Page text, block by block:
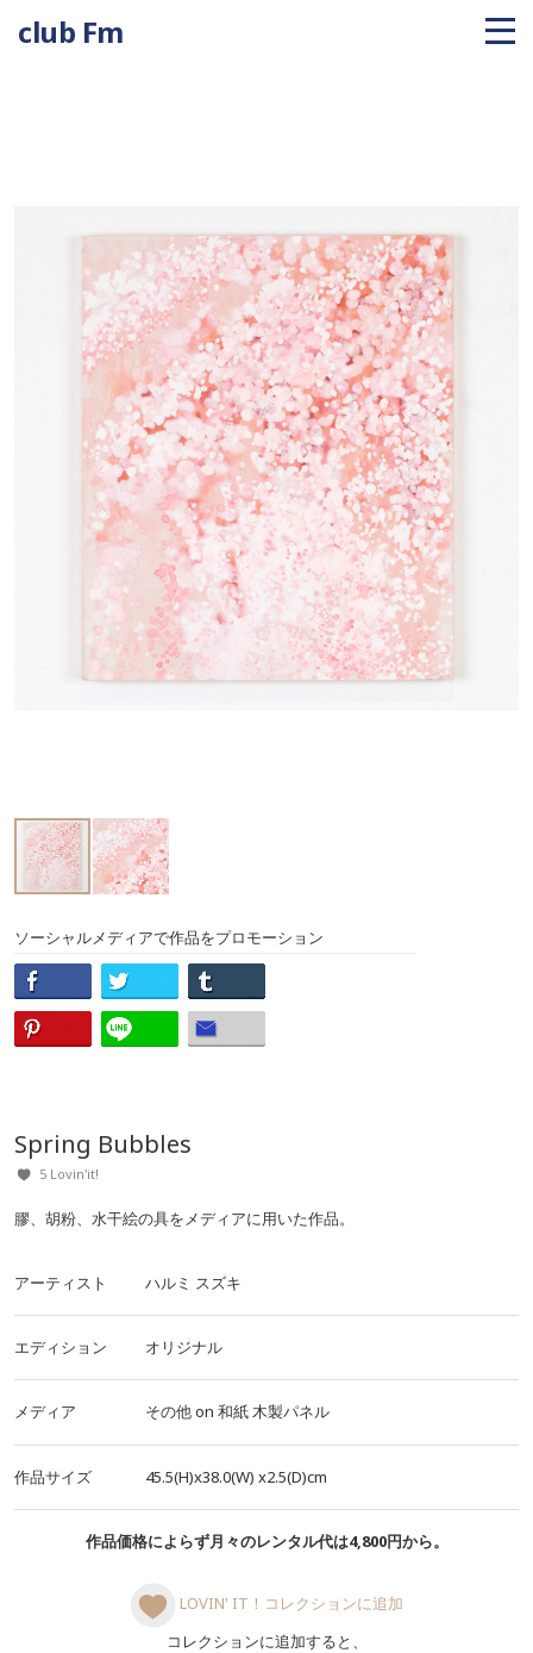
club Fm
ソーシャルメディアで作品をプロモーション
Spring Bubbles
5 Lovin'it!
膠、胡粉、水干絵の具をメディアに用いた作品。
アーティスト ハルミ スズキ
エディション オリジナル
メディア その他on 和紙木製パネル
作品サイズ 45.5(H)x38.0(W) x2.5(D)cm
作品価格によらず月々のレンタル代は4,800円から。
LOVIN' IT！コレクションに追加
コレクションに追加すると、